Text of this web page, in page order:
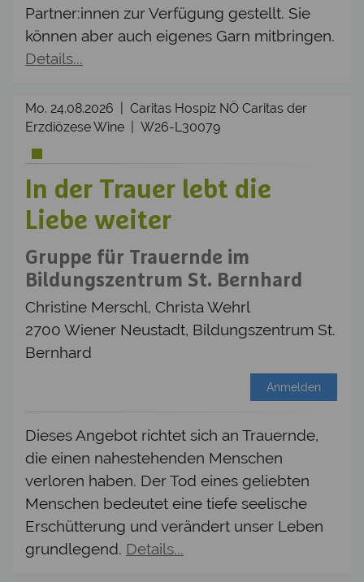
Partner:innen zur Verfügung gestellt. Sie
können aber auch eigenes Garn mitbringen.
Details...
Mo. 24.08.2026 | Caritas Hospiz NÖ Caritas der
Erzdiözese Wine | W26-L30079
In der Trauer lebt die
Liebe weiter
Gruppe für Trauernde im
Bildungszentrum St. Bernhard
Christine Merschl, Christa Wehrl
2700 Wiener Neustadt, Bildungszentrum St.
Bernhard
Anmelden
Dieses Angebot richtet sich an Trauernde,
die einen nahestehenden Menschen
verloren haben. Der Tod eines geliebten
Menschen bedeutet eine tiefe seelische
Erschütterung und verändert unser Leben
grundlegend. Details...